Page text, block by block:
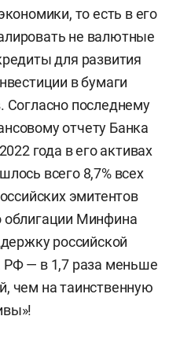
то есть в его
не валютные
для развития
в бумаги
Согласно последнему
отчету Банка
года в его активах
всего 8,7% всех
эмитентов
облигации Минфина
российской
— в 1,7 раза меньше
чем на таинственную